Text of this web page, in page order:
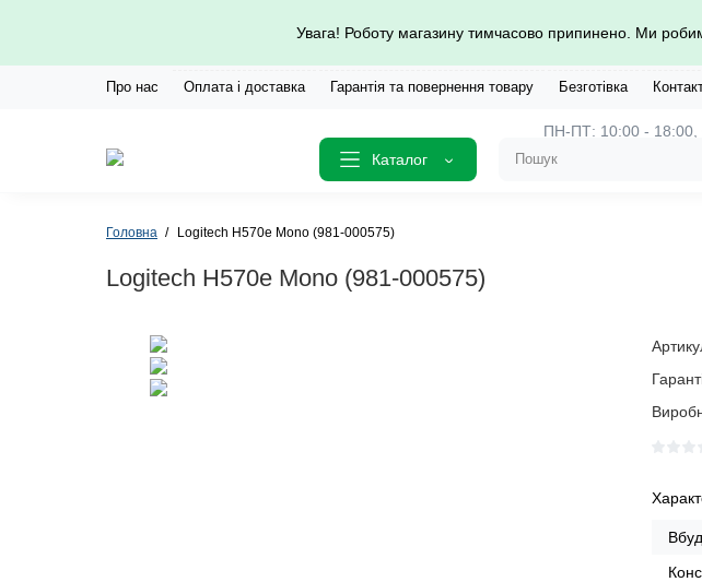
Увага! Роботу магазину тимчасово припинено. Ми
Про нас Оплата і доставка Гарантія та повернення товару Безготівка
Каталог
ПН-ПТ: 10:00 - 18:00,
Головна Logitech H570e Mono (981-000575)
Logitech H570e Mono (981-000575)